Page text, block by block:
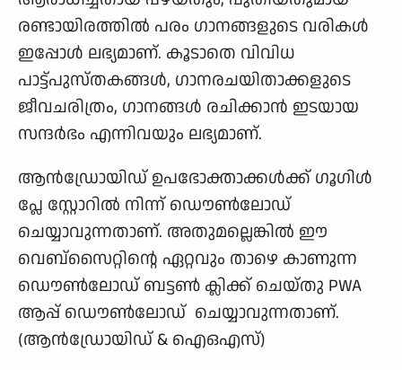
രണ്ടായിരത്തില്‍ പരം ഗാനങ്ങളുടെ വരികള്‍
ഇപ്പോള്‍ ലഭ്യമാണ്. കൂടാതെ വിവിധ
പാട്ട്പുസ്തകങ്ങള്‍, ഗാനരചയിതാക്കളുടെ
ജീവചരിത്രം, ഗാനങ്ങള്‍ രചിക്കാന്‍ ഇടയായ
സന്ദര്‍ഭം എന്നിവയും ലഭ്യമാണ്.
ആൻഡ്രോയിഡ് ഉപഭോക്താക്കൾക്ക് ഗൂഗിൾ
പ്ലേ സ്റ്റോറിൽ നിന്ന് ഡൌൺലോഡ്
ചെയ്യാവുന്നതാണ്. അതുമല്ലെങ്കിൽ ഈ
വെബ്സൈറ്റിന്റെ ഏറ്റവും താഴെ കാണുന്ന
ഡൌൺലോഡ് ബട്ടൺ ക്ലിക്ക് ചെയ്തു PWA
ആപ്പ് ഡൌൺലോഡ് ചെയ്യാവുന്നതാണ്.
(ആൻഡ്രോയിഡ് & ഐഒഎസ്)